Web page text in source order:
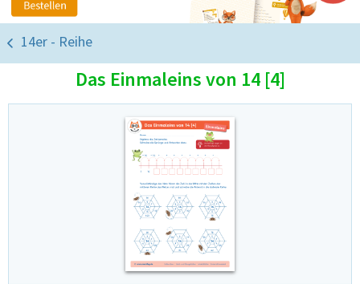
14er - Reihe
Das Einmaleins von 14 [4]